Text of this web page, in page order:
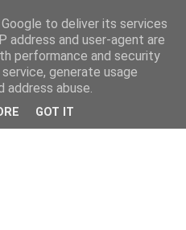
to deliver its services
address and user-agent are
performance and security
generate usage
abuse.
GOT IT